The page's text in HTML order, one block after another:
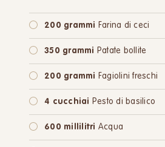
200 grammi Farina di ceci
350 grammi Patate bollite
200 grammi Fagiolini freschi
4 cucchiai Pesto di basilico
600 millilitri Acqua